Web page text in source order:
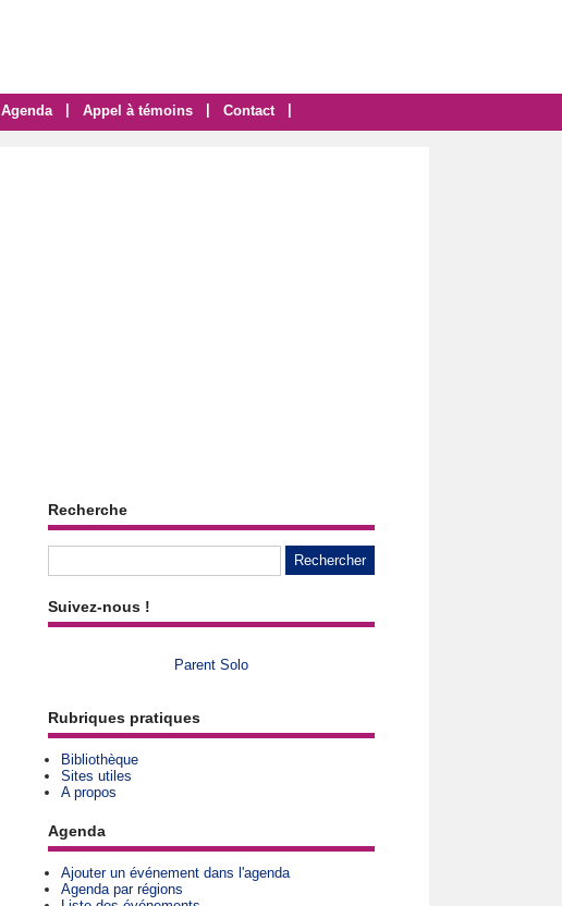
Agenda Appel à témoins Contact
Recherche
Suivez-nous !
Parent Solo
Rubriques pratiques
Bibliothèque
Sites utiles
A propos
Agenda
Ajouter un événement dans l'agenda
Agenda par régions